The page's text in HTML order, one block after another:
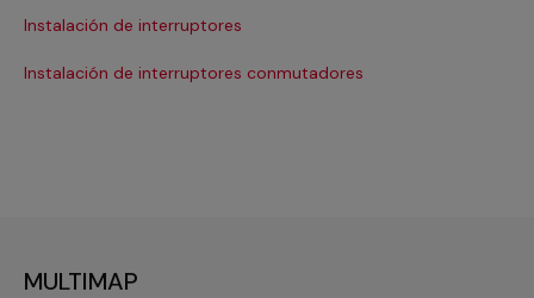
Instalación de interruptores
Instalación de interruptores conmutadores
MULTIMAP